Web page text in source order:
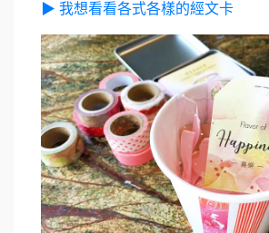
▶ 我想看看各式各樣的經文卡